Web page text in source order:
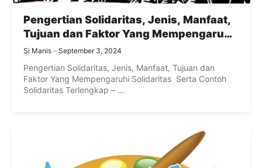
Pengertian Solidaritas, Jenis, Manfaat,
Tujuan dan Faktor Yang Mempengaruhi
Solidaritas Terlengkap
Si Manis September 3, 2024
Pengertian Solidaritas, Jenis, Manfaat, Tujuan dan
Faktor Yang Mempengaruhi Solidaritas Serta Contoh
Solidaritas Terlengkap – ...